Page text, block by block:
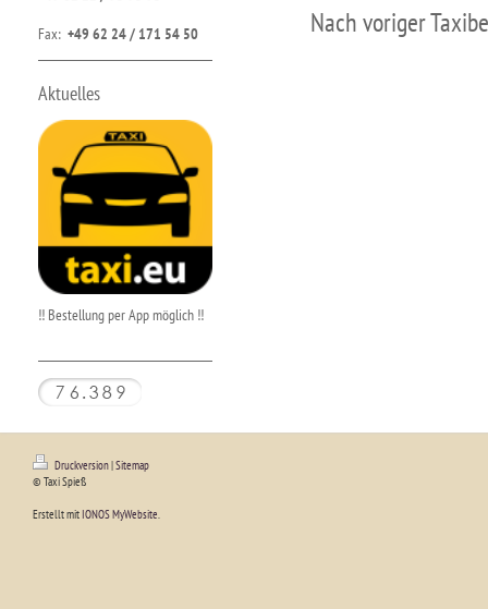
Fax: +49 62 24 / 171 54 50
Aktuelles
!! Bestellung per App möglich !!
Nach voriger
Druckversion|Sitemap
© Taxi Spieß
Erstellt mit IONOS MyWebsite.